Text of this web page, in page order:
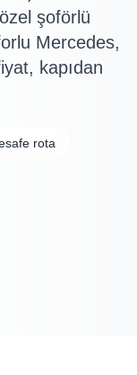
şoförlü
Mercedes,
kapıdan
rota